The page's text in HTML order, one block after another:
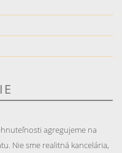
agregujeme na
Nie sme realitná kancelária,